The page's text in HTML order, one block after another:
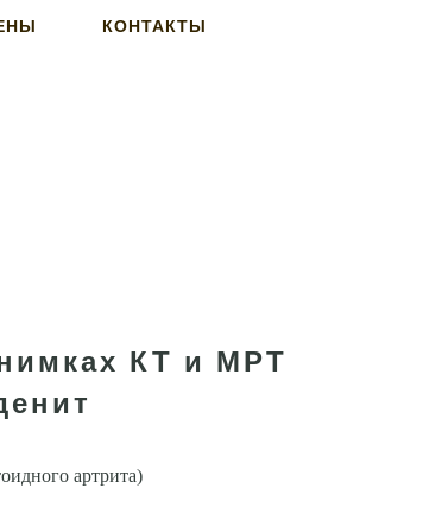
КОНТАКТЫ
КТ и МРТ
артрита)